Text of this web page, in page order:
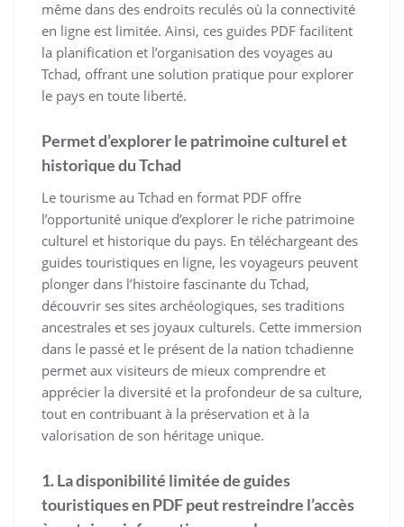
même dans des endroits reculés où la connectivité
en ligne est limitée. Ainsi, ces guides PDF facilitent
la planification et l’organisation des voyages au
Tchad, offrant une solution pratique pour explorer
le pays en toute liberté.
Permet d’explorer le patrimoine culturel et
historique du Tchad
Le tourisme au Tchad en format PDF offre
l’opportunité unique d’explorer le riche patrimoine
culturel et historique du pays. En téléchargeant des
guides touristiques en ligne, les voyageurs peuvent
plonger dans l’histoire fascinante du Tchad,
découvrir ses sites archéologiques, ses traditions
ancestrales et ses joyaux culturels. Cette immersion
dans le passé et le présent de la nation tchadienne
permet aux visiteurs de mieux comprendre et
apprécier la diversité et la profondeur de sa culture,
tout en contribuant à la préservation et à la
valorisation de son héritage unique.
1. La disponibilité limitée de guides
touristiques en PDF peut restreindre l’accès